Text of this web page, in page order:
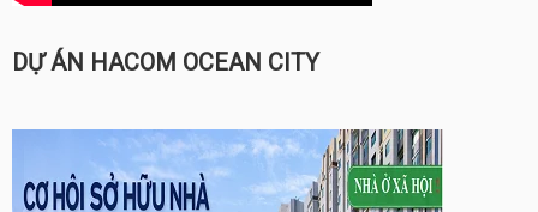
DỰ ÁN HACOM OCEAN CITY